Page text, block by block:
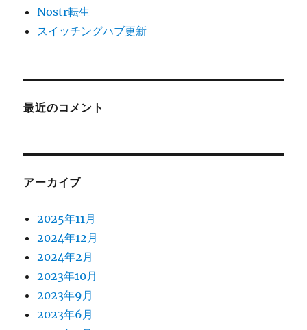
Nostr転生
スイッチングハブ更新
最近のコメント
アーカイブ
2025年11月
2024年12月
2024年2月
2023年10月
2023年9月
2023年6月